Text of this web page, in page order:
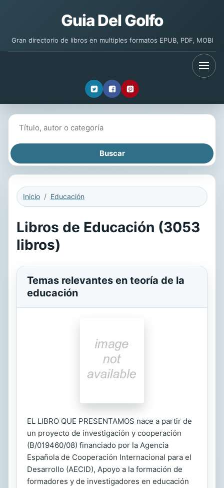
Guia Del Golfo
Gran directorio de libros en multiples formatos EPUB, PDF, MOBI
Inicio Educación
Libros de Educación (3053
libros)
Temas relevantes en teoría de la
educación
EL LIBRO QUE PRESENTAMOS nace a partir de
un proyecto de investigación y cooperación
(B/019460/08) financiado por la Agencia
Española de Cooperación Internacional para el
Desarrollo (AECID), Apoyo a la formación de
formadores y de investigadores en educación